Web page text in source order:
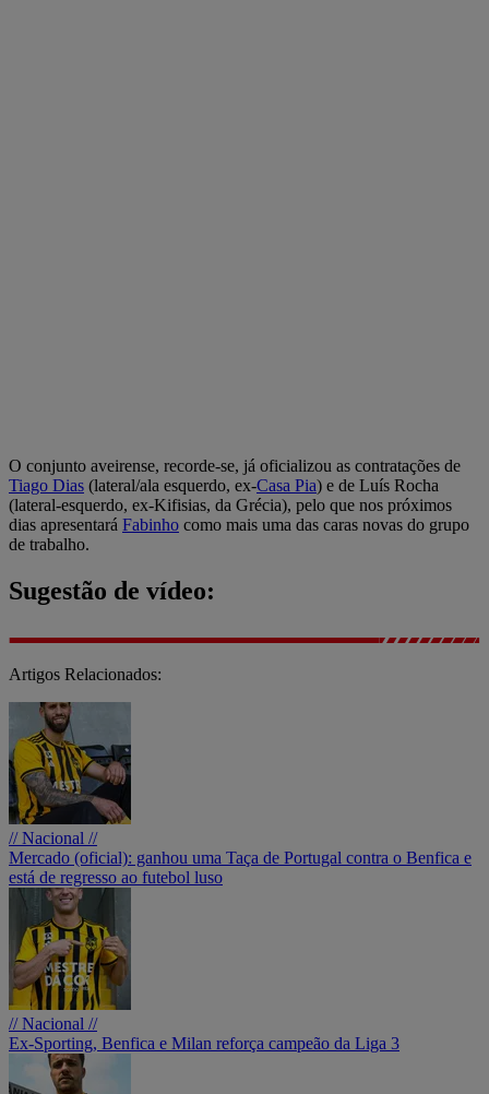
O conjunto aveirense, recorde-se, já oficializou as contratações de
Tiago Dias (lateral/ala esquerdo, ex-Casa Pia) e de Luís Rocha
(lateral-esquerdo, ex-Kifisias, da Grécia), pelo que nos próximos
dias apresentará Fabinho como mais uma das caras novas do grupo
de trabalho.
Sugestão de vídeo:
Artigos Relacionados:
// Nacional //
Mercado (oficial): ganhou uma Taça de Portugal contra o Benfica e
está de regresso ao futebol luso
// Nacional //
Ex-Sporting, Benfica e Milan reforça campeão da Liga 3